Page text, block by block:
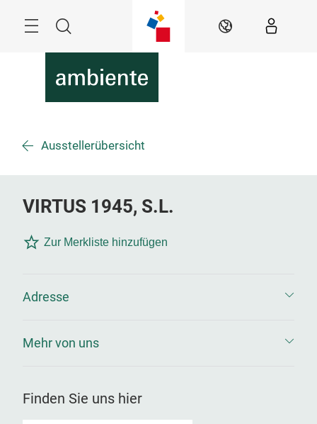
Suche DE
Ausstellerübersicht
VIRTUS 1945, S.L.
Zur Merkliste hinzufügen
Adresse
Mehr von uns
Finden Sie uns hier